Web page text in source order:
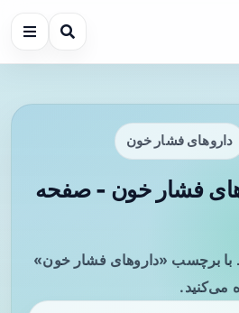
داروهای فشار خون
فشار خون - صفحه
با برچسب «داروهای فشار خون»
می‌کنید.